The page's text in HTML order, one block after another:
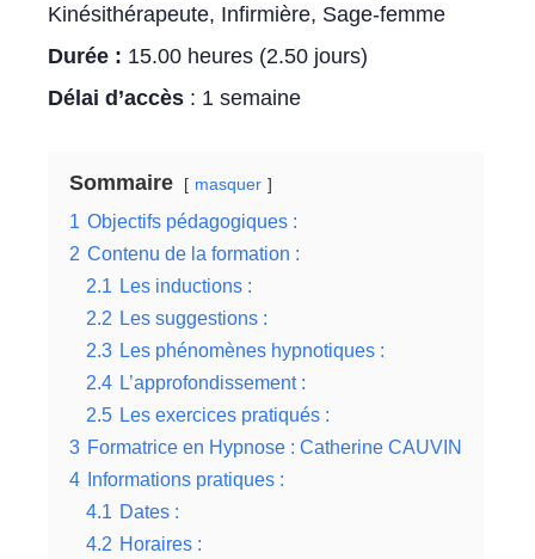
Kinésithérapeute, Infirmière, Sage-femme
Durée : 15.00 heures (2.50 jours)
Délai d’accès : 1 semaine
Sommaire masquer
1 Objectifs pédagogiques :
2 Contenu de la formation :
2.1 Les inductions :
2.2 Les suggestions :
2.3 Les phénomènes hypnotiques :
2.4 L’approfondissement :
2.5 Les exercices pratiqués :
3 Formatrice en Hypnose : Catherine CAUVIN
4 Informations pratiques :
4.1 Dates :
4.2 Horaires :